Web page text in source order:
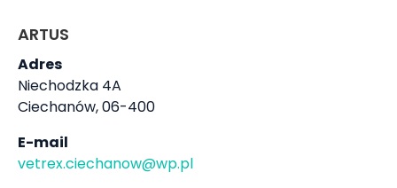
ARTUS
Adres
Niechodzka 4A
Ciechanów, 06-400
E-mail
vetrex.ciechanow@wp.pl